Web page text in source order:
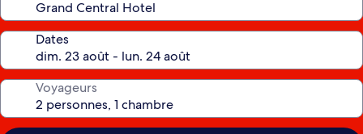
Dates
Voyageurs